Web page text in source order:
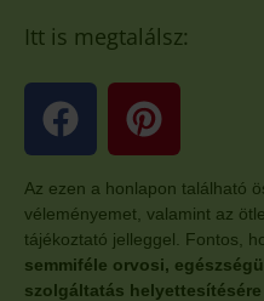
Itt is megtalálsz:
Az ezen a honlapon található
véleményemet, valamint az
tájékoztató jelleggel. Fontos,
semmiféle orvosi,
szolgáltatás